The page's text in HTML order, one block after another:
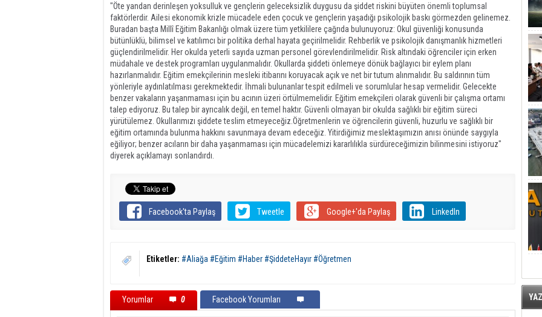
"Öte yandan derinleşen yoksulluk ve gençlerin geleceksizlik duygusu da şiddet riskini büyüten önemli toplumsal
faktörlerdir. Ailesi ekonomik krizle mücadele eden çocuk ve gençlerin yaşadığı psikolojik baskı görmezden gelinemez.
Buradan başta Millî Eğitim Bakanlığı olmak üzere tüm yetkililere çağrıda bulunuyoruz: Okul güvenliği konusunda
bütünlüklü, bilimsel ve katılımcı bir politika derhal hayata geçirilmelidir. Rehberlik ve psikolojik danışmanlık hizmetleri
güçlendirilmelidir. Her okulda yeterli sayıda uzman personel görevlendirilmelidir. Risk altındaki öğrenciler için erken
müdahale ve destek programları uygulanmalıdır. Okullarda şiddeti önlemeye dönük bağlayıcı bir eylem planı
hazırlanmalıdır. Eğitim emekçilerinin mesleki itibarını koruyacak açık ve net bir tutum alınmalıdır. Bu saldırının tüm
yönleriyle aydınlatılması gerekmektedir. İhmali bulunanlar tespit edilmeli ve sorumlular hesap vermelidir. Gelecekte
benzer vakaların yaşanmaması için bu acının üzeri örtülmemelidir. Eğitim emekçileri olarak güvenli bir çalışma ortamı
talep ediyoruz. Bu talep bir ayrıcalık değil, en temel haktır. Güvenli olmayan bir okulda sağlıklı bir eğitim süreci
yürütülemez. Okullarımızı şiddete teslim etmeyeceğiz.Öğretmenlerin ve öğrencilerin güvenli, huzurlu ve sağlıklı bir
eğitim ortamında bulunma hakkını savunmaya devam edeceğiz. Yitirdiğimiz meslektaşımızın anısı önünde saygıyla
eğiliyor; benzer acıların bir daha yaşanmaması için mücadelemizi kararlılıkla sürdüreceğimizin bilinmesini istiyoruz"
diyerek açıklamayı sonlandırdı.
Facebook'ta Paylaş Tweetle Google+'da Paylaş LinkedIn
Etiketler: #Aliağa #Eğitim #Haber #ŞiddeteHayır #Öğretmen
Yorumlar 0 Facebook Yorumları